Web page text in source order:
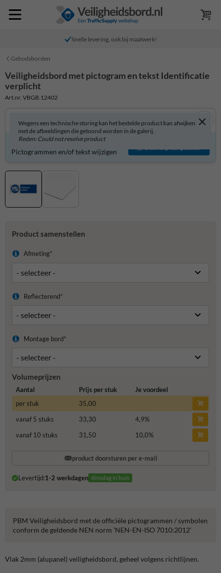
Snelle levering, ook bij maatwerk!
Gebodsborden
Veiligheidsbord met pictogram en tekst Identificatie
verplicht
Art.nr. VBGB.12402
Wegens een technische storing kan het bestelde product kan afwijken
met de afbeeldingen die getoond worden in de galerij.
Reden: Could not resolve product
Veiligheidsbord zelf aanpassen?
Pictogrammen en/of tekst wijzigen
Ontwerp aanpassen
Product samenstellen
Afmeting*
Reflecterend*
Montage bord*
Volumeprijzen
Aantal Prijs per stuk
Je voordeel
per stuk
35,00
vanaf 5 stuks
33,30 4,9%
vanaf 10 stuks
31,50 10,0%
product doorsturen per e-mail
Levertijd:1-2 werkdagen dinsdag in huis
PBM Veiligheidsbord met de officiële pictogrammen / symbolen
conform de geldende NEN norm 'NEN-EN-ISO 7010:2012'
Vlak 2mm (alupanel) veiligheidsbord, geheel volgens richtlijnen.